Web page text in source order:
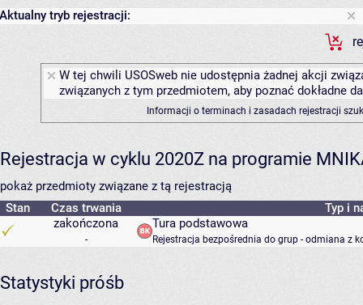
Aktualny tryb rejestracji:
W tej chwili USOSweb nie udostępnia żadnej akcji
związanych z tym przedmiotem, aby poznać dokładne
Informacji o terminach i zasadach rejestracji
Rejestracja w cyklu 2020Z na programie
pokaż przedmioty związane z tą rejestracją
Stan
Czas trwania
Typ i
zakończona
-
Tura podstawowa
Rejestracja bezpośrednia do grup - odmiana z
Statystyki próśb